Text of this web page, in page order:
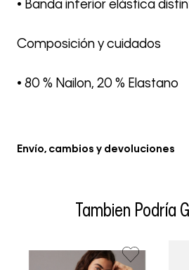
• Banda inferior elástica
Composición y cuidados
• 80 % Nailon, 20 % Elastano
Envío, cambios y devoluciones
confirmación del pedido, el
especiales se extiende a 8 días
la fecha de recepción. Los
y con las etiquetas originales.
Tambien Podría